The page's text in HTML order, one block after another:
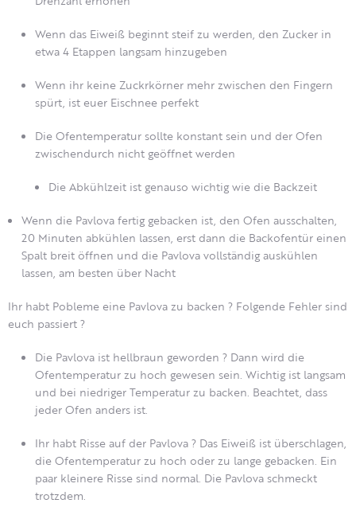
Wenn das Eiweiß beginnt steif zu werden, den Zucker in
etwa 4 Etappen langsam hinzugeben
Wenn ihr keine Zuckrkörner mehr zwischen den Fingern
spürt, ist euer Eischnee perfekt
Die Ofentemperatur sollte konstant sein und der Ofen
zwischendurch nicht geöffnet werden
Die Abkühlzeit ist genauso wichtig wie die Backzeit
Wenn die Pavlova fertig gebacken ist, den Ofen ausschalten,
20 Minuten abkühlen lassen, erst dann die Backofentür einen
Spalt breit öffnen und die Pavlova vollständig auskühlen
lassen, am besten über Nacht
Ihr habt Pobleme eine Pavlova zu backen ? Folgende Fehler sind
euch passiert ?
Die Pavlova ist hellbraun geworden ? Dann wird die
Ofentemperatur zu hoch gewesen sein. Wichtig ist langsam
und bei niedriger Temperatur zu backen. Beachtet, dass
jeder Ofen anders ist.
Ihr habt Risse auf der Pavlova ? Das Eiweiß ist überschlagen,
die Ofentemperatur zu hoch oder zu lange gebacken. Ein
paar kleinere Risse sind normal. Die Pavlova schmeckt
trotzdem.